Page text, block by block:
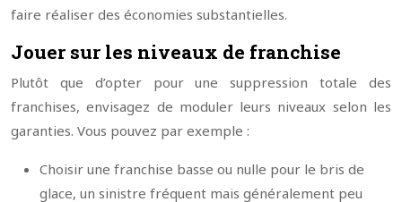
faire réaliser des économies substantielles.
Jouer sur les niveaux de franchise
Plutôt que d’opter pour une suppression totale des
franchises, envisagez de moduler leurs niveaux selon les
garanties. Vous pouvez par exemple :
Choisir une franchise basse ou nulle pour le bris de
glace, un sinistre fréquent mais généralement peu